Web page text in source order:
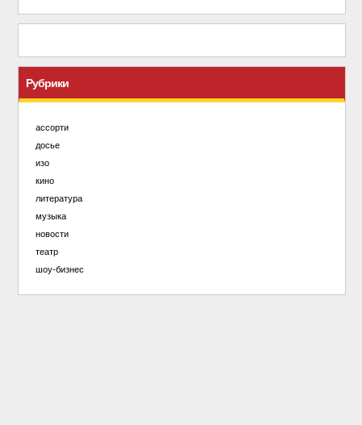
Рубрики
ассорти
досье
изо
кино
литература
музыка
новости
театр
шоу-бизнес